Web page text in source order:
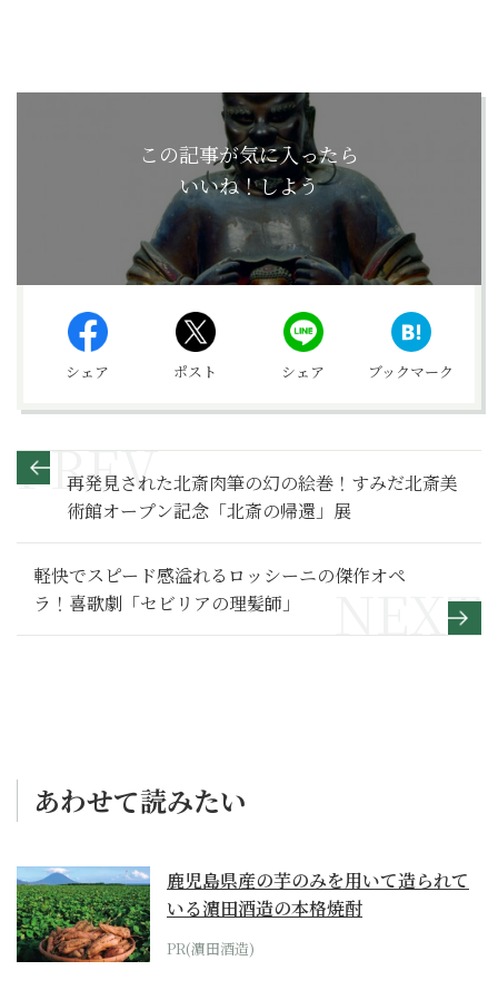
この記事が気に入ったら
いいね！しよう
シェア ポスト シェア ブックマーク
再発見された北斎肉筆の幻の絵巻！すみだ北斎美
術館オープン記念「北斎の帰還」展
軽快でスピード感溢れるロッシーニの傑作オペ
ラ！喜歌劇「セビリアの理髪師」
あわせて読みたい
鹿児島県産の芋のみを用いて造られて
いる濵田酒造の本格焼酎
PR(濵田酒造)